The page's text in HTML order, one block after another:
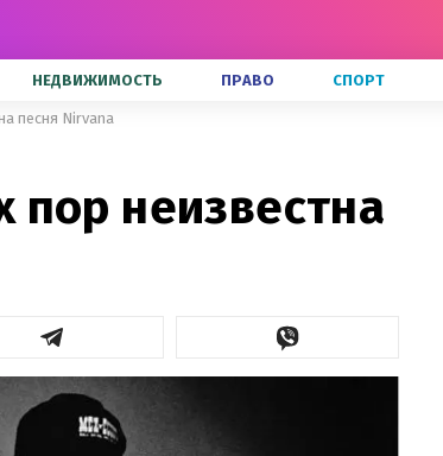
НЕДВИЖИМОСТЬ ПРАВО СПОРТ
песня Nirvana
пор неизвестна